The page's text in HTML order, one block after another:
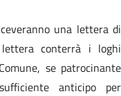
una lettera di
conterrà i loghi
se patrocinante
anticipo per